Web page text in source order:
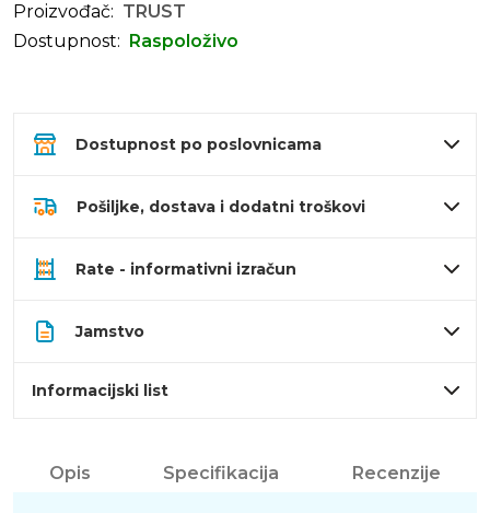
Proizvođač: TRUST
Dostupnost:
Raspoloživo
Dostupnost po poslovnicama
Pošiljke, dostava i dodatni troškovi
Rate - informativni izračun
Jamstvo
Informacijski list
Opis Specifikacija Recenzije